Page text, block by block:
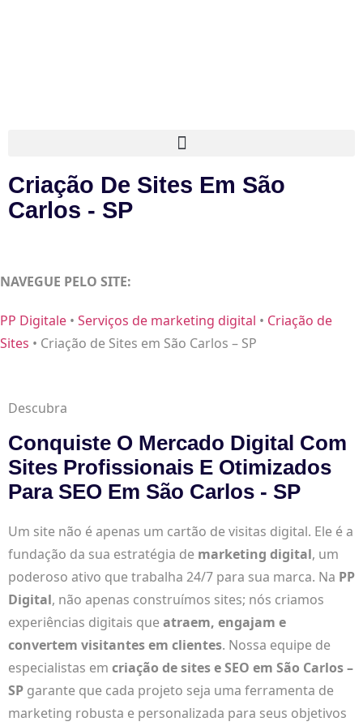
Criação De Sites Em São
Carlos - SP
NAVEGUE PELO SITE:
PP Digitale • Serviços de marketing digital • Criação de
Sites • Criação de Sites em São Carlos – SP
Descubra
Conquiste O Mercado Digital Com
Sites Profissionais E Otimizados
Para SEO Em São Carlos - SP
Um site não é apenas um cartão de visitas digital. Ele é a
fundação da sua estratégia de marketing digital, um
poderoso ativo que trabalha 24/7 para sua marca. Na PP
Digital, não apenas construímos sites; nós criamos
experiências digitais queatraem, engajam e
convertem visitantes em clientes. Nossa equipe de
especialistas em criação de sites e SEO em São Carlos –
SP garante que cada projeto seja uma ferramenta de
marketing robusta e personalizada para seus objetivos